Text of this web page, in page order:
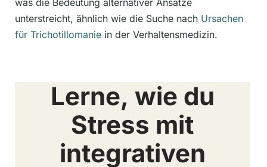
was die Bedeutung alternativer Ansätze
unterstreicht, ähnlich wie die Suche nach Ursachen
für Trichotillomanie in der Verhaltensmedizin.
Lerne, wie du
Stress mit
integrativen